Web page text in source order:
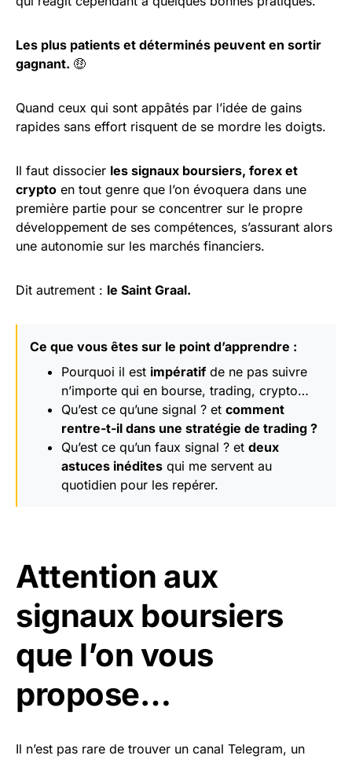
Les plus patients et déterminés peuvent en sortir
gagnant. 🤑
Quand ceux qui sont appâtés par l’idée de gains
rapides sans effort risquent de se mordre les doigts.
Il faut dissocier les signaux boursiers, forex et
crypto en tout genre que l’on évoquera dans une
première partie pour se concentrer sur le propre
développement de ses compétences, s’assurant alors
une autonomie sur les marchés financiers.
Dit autrement : le Saint Graal.
Ce que vous êtes sur le point d’apprendre :
Pourquoi il est impératifde ne pas suivre
n’importe qui en bourse, trading, crypto…
Qu’est ce qu’une signal ? et comment
rentre-t-il dans une stratégie de trading ?
Qu’est ce qu’un faux signal ? et deux
astuces inédites qui me servent au
quotidien pour les repérer.
Attention aux
signaux boursiers
que l’on vous
propose…
Il n’est pas rare de trouver un canal Telegram, un